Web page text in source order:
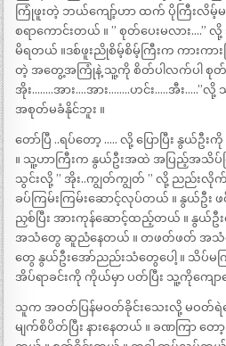
ကြုံဖူးတဲ့ ဘယ်ကျော့်ဟာ ထက် ပိုကြီးလိမ့်မ
စရာကောင်းတယ် ။ ” စုတ်ပေးမလား….” လို့
မိရတယ် ။ဒစ်ဖူးညိုစိမ့်စိမ့်ကြီးက ကားကား
တဲ့ အတွေ့အကြုံနဲ့ သူ့ကို စိတ်ပါလက်ပါ စုတ်
အိုး……..အား….အား……..ဟင်း…..အီး
အစုတ်မခံနိုင်ဘူး ။
တော်ပြီ ..ရပ်တော့ ….. လို့ ပြောပြီး နွယ်
။ သူ့ဟာကြီးက နွယ်ဦးအထဲ အပြည့်အသိပ်
သွင်းလို့ ” အိုး..ကျွတ်ကျွတ် ” လို့ ညည်းလို
ခပ်ကြမ်းကြမ်းဆောင့်လုပ်တယ် ။ နွယ်ဦ
ညှစ်ပြီး အားကုန်ဆောင့်ထည့်တယ် ။ နွယ်ဦ
အသံတွေ ဆူညံနေတယ် ။ တဖတ်ဖတ် အသံတွ
တွေ နွယ်ဦးအော်ညည်းသံတွေပေါ့ ။ သိပ်မက
အိပ်ရာခင်းကို ကိုယ်မှာ ပတ်ပြီး သူ့ကိုကျောပ
သူက အဝတ်ပြန်မဝတ်ခိုင်းသေးလို့ မဝတ်
မျက်စိပိတ်ပြီး နားနေတယ် ။ ခဏကြာ